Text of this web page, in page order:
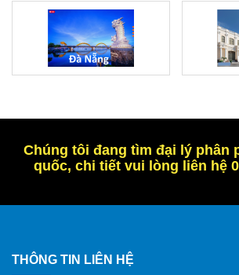
Chúng tôi đang tìm đại lý phân
quốc, chi tiết vui lòng liên hệ
THÔNG TIN LIÊN HỆ